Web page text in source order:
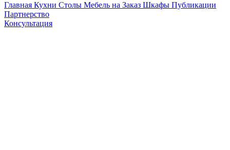
Главная Кухни Столы Мебель на Заказ Шкафы Публикации
Партнерство
Консультация